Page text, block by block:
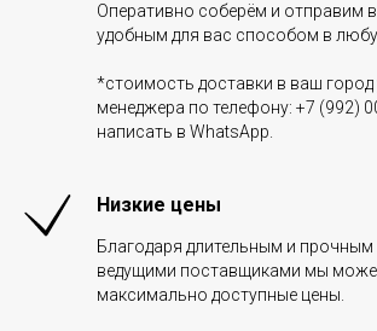
Оперативно соберём и отправим
удобным для вас способом в
*стоимость доставки в ваш город
менеджера по телефону: +7 (992)
написать в WhatsApp.
Низкие цены
Благодаря длительным и прочным
ведущими поставщиками мы
максимально доступные цены.